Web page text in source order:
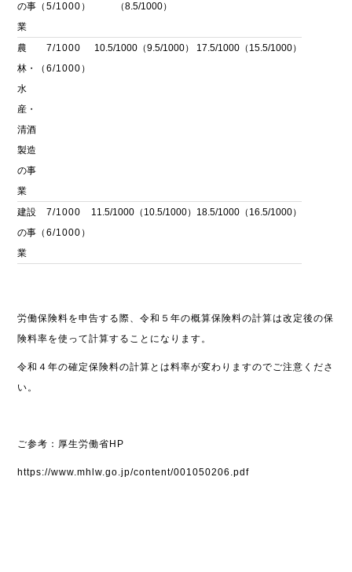
の事
業
（5/1000）
（8.5/1000）
農
林・
水
産・
清酒
製造
の事
業
7/1000
（6/1000）
10.5/1000（9.5/1000） 17.5/1000（15.5/1000）
建設
の事
業
7/1000
（6/1000）
11.5/1000（10.5/1000） 18.5/1000（16.5/1000）
労働保険料を申告する際、令和５年の概算保険料の計算は改定後の保
険料率を使って計算することになります。
令和４年の確定保険料の計算とは料率が変わりますのでご注意くださ
い。
ご参考：厚生労働省HP
https://www.mhlw.go.jp/content/001050206.pdf